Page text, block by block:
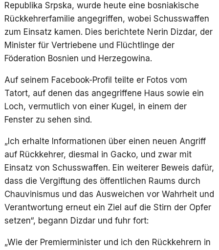
Republika Srpska, wurde heute eine bosniakische
Rückkehrerfamilie angegriffen, wobei Schusswaffen
zum Einsatz kamen. Dies berichtete Nerin Dizdar, der
Minister für Vertriebene und Flüchtlinge der
Föderation Bosnien und Herzegowina.
Auf seinem Facebook-Profil teilte er Fotos vom
Tatort, auf denen das angegriffene Haus sowie ein
Loch, vermutlich von einer Kugel, in einem der
Fenster zu sehen sind.
„Ich erhalte Informationen über einen neuen Angriff
auf Rückkehrer, diesmal in Gacko, und zwar mit
Einsatz von Schusswaffen. Ein weiterer Beweis dafür,
dass die Vergiftung des öffentlichen Raums durch
Chauvinismus und das Ausweichen vor Wahrheit und
Verantwortung erneut ein Ziel auf die Stirn der Opfer
setzen“, begann Dizdar und fuhr fort:
„Wie der Premierminister und ich den Rückkehrern in